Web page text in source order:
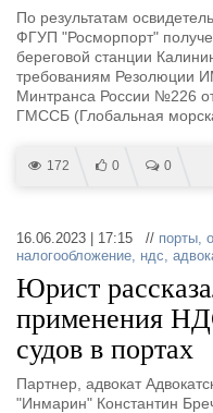
По результатам
ФГУП "Росморпорт"
береговой станции
требованиям Резолюции
Минтранса России №226
ГМССБ (Глобальная
172 0 0
16.06.2023 | 17:15 // порты,
налогообложение, ндс,
Юрист
применения
судов в портах
Партнер, адвокат
"Инмарин" Константин